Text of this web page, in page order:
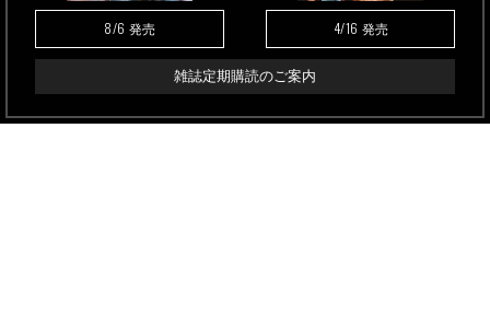
8/6 発売 4/16 発売
雑誌定期購読のご案内